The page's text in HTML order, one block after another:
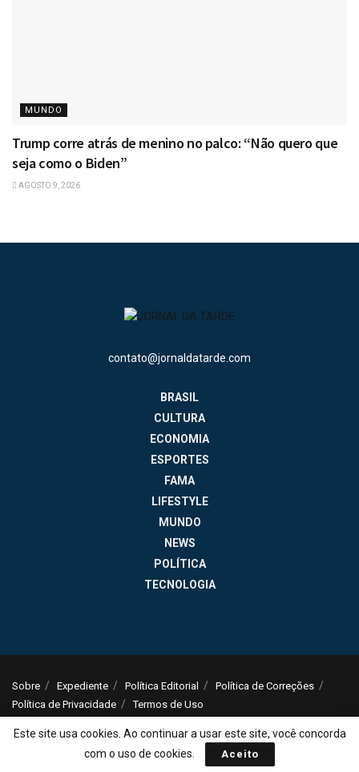
MUNDO
Trump corre atrás de menino no palco: “Não quero que
seja como o Biden”
AGOSTO 9, 2026
contato@jornaldatarde.com
BRASIL
CULTURA
ECONOMIA
ESPORTES
FAMA
LIFESTYLE
MUNDO
NEWS
POLÍTICA
TECNOLOGIA
Sobre Expediente Política Editorial
Política de Correções
Política de Privacidade
Termos de Uso
© 2025Jornal da Tarde
- Notícias do Brasil e do mundo - ISSN: 1516-294X -
Este site usa cookies. Ao continuar a usar este site, você concorda
com o uso de cookies.
Aceito